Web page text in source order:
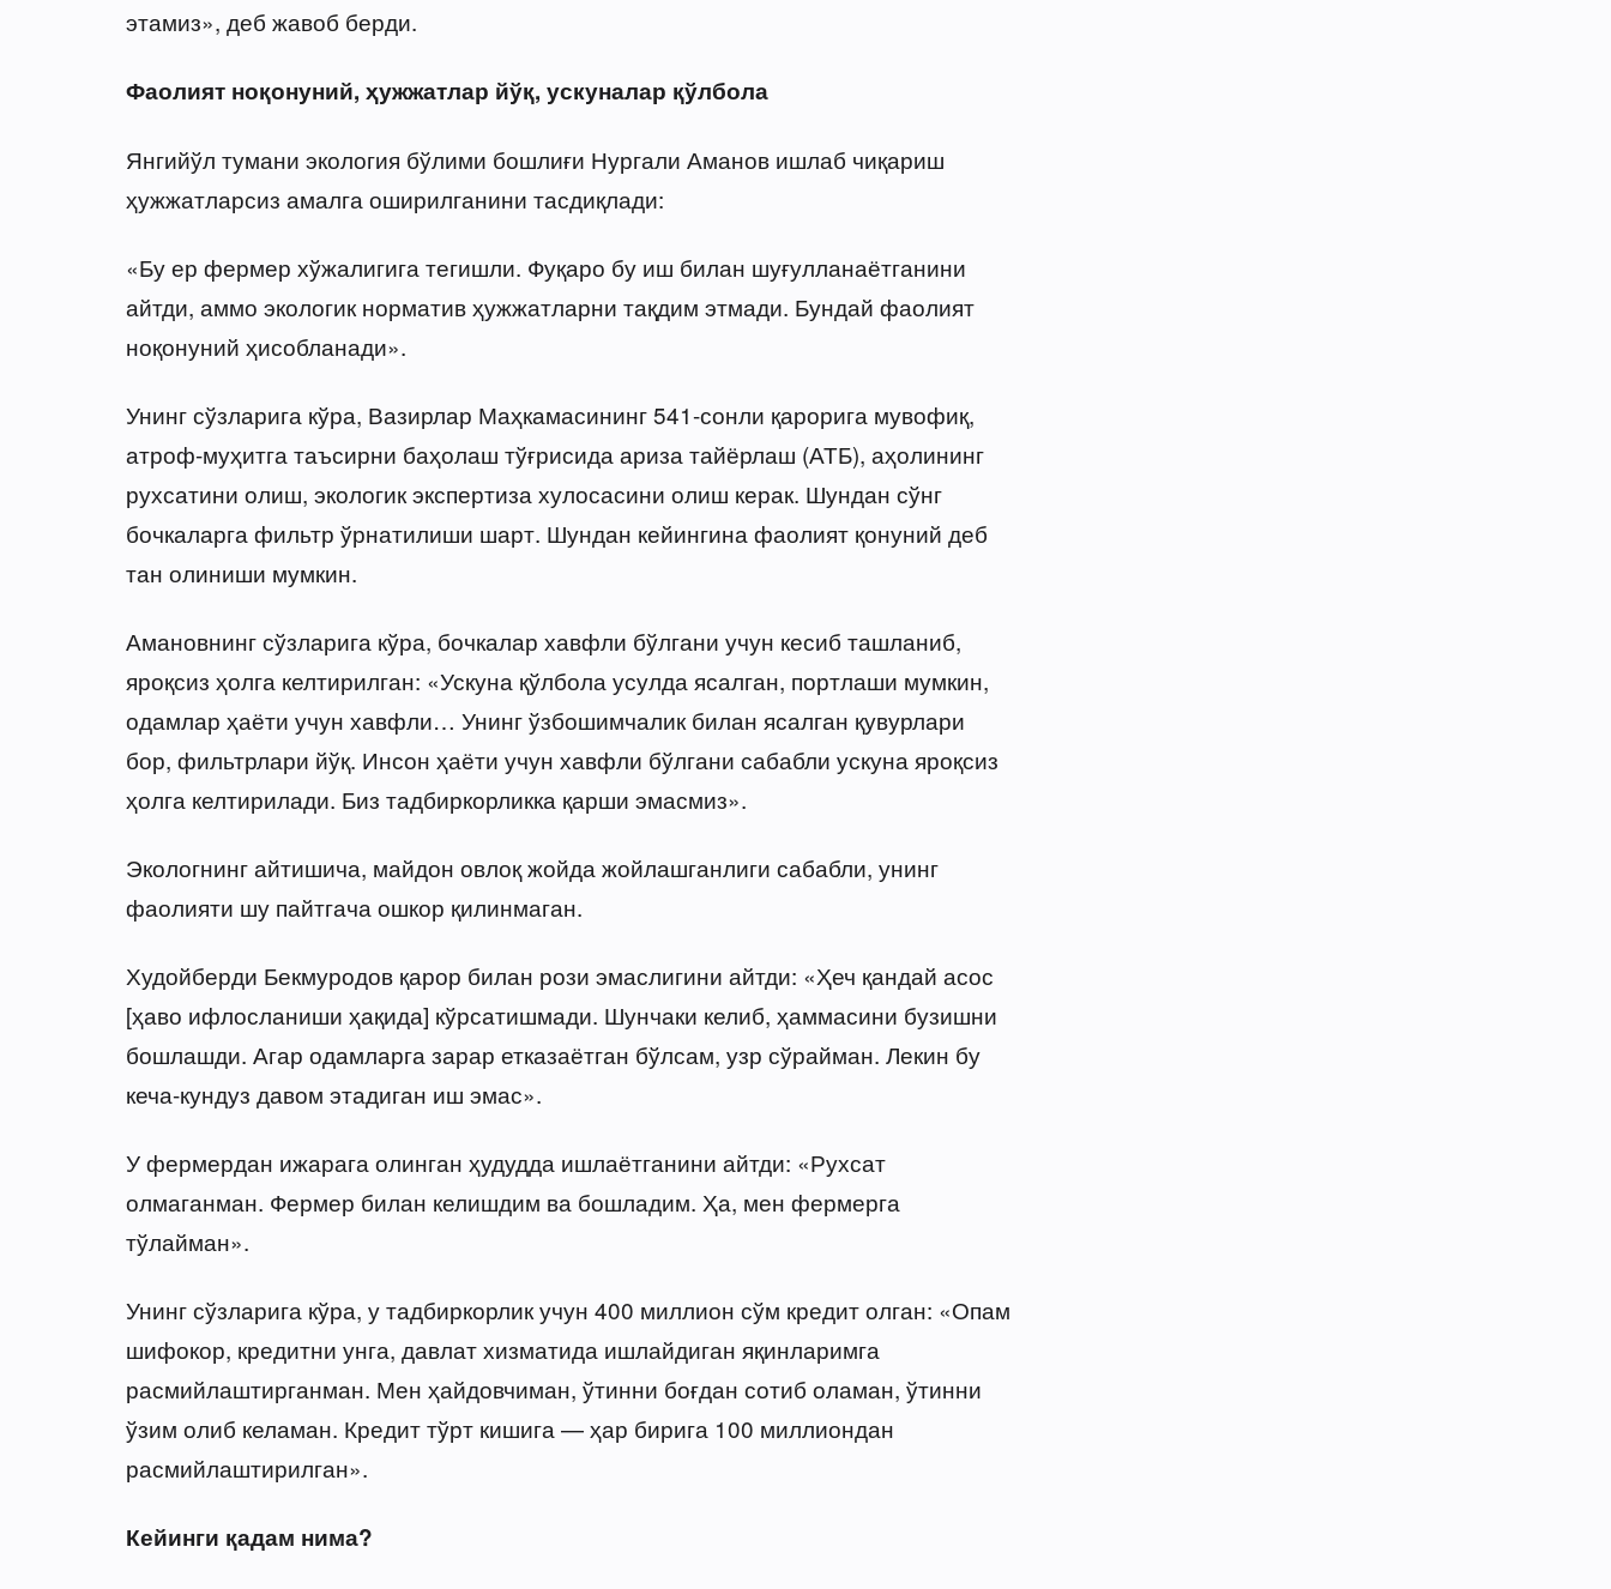
этамиз», деб жавоб берди.
Фаолият ноқонуний, ҳужжатлар йўқ, ускуналар қўлбола
Янгийўл тумани экология бўлими бошлиғи Нургали Аманов ишлаб чиқариш
ҳужжатларсиз амалга оширилганини тасдиқлади:
«Бу ер фермер хўжалигига тегишли. Фуқаро бу иш билан шуғулланаётганини
айтди, аммо экологик норматив ҳужжатларни тақдим этмади. Бундай фаолият
ноқонуний ҳисобланади».
Унинг сўзларига кўра, Вазирлар Маҳкамасининг 541-сонли қарорига мувофиқ,
атроф-муҳитга таъсирни баҳолаш тўғрисида ариза тайёрлаш (АТБ), аҳолининг
рухсатини олиш, экологик экспертиза хулосасини олиш керак. Шундан сўнг
бочкаларга фильтр ўрнатилиши шарт. Шундан кейингина фаолият қонуний деб
тан олиниши мумкин.
Амановнинг сўзларига кўра, бочкалар хавфли бўлгани учун кесиб ташланиб,
яроқсиз ҳолга келтирилган: «Ускуна қўлбола усулда ясалган, портлаши мумкин,
одамлар ҳаёти учун хавфли… Унинг ўзбошимчалик билан ясалган қувурлари
бор, фильтрлари йўқ. Инсон ҳаёти учун хавфли бўлгани сабабли ускуна яроқсиз
ҳолга келтирилади. Биз тадбиркорликка қарши эмасмиз».
Экологнинг айтишича, майдон овлоқ жойда жойлашганлиги сабабли, унинг
фаолияти шу пайтгача ошкор қилинмаган.
Худойберди Бекмуродов қарор билан рози эмаслигини айтди: «Ҳеч қандай асос
[ҳаво ифлосланиши ҳақида] кўрсатишмади. Шунчаки келиб, ҳаммасини бузишни
бошлашди. Агар одамларга зарар етказаётган бўлсам, узр сўрайман. Лекин бу
кеча-кундуз давом этадиган иш эмас».
У фермердан ижарага олинган ҳудудда ишлаётганини айтди: «Рухсат
олмаганман. Фермер билан келишдим ва бошладим. Ҳа, мен фермерга
тўлайман».
Унинг сўзларига кўра, у тадбиркорлик учун 400 миллион сўм кредит олган: «Опам
шифокор, кредитни унга, давлат хизматида ишлайдиган яқинларимга
расмийлаштирганман. Мен ҳайдовчиман, ўтинни боғдан сотиб оламан, ўтинни
ўзим олиб келаман. Кредит тўрт кишига — ҳар бирига 100 миллиондан
расмийлаштирилган».
Кейинги қадам нима?